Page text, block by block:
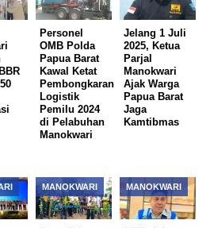
Personel
OMB Polda
Papua Barat
Kawal Ketat
Pembongkaran
Logistik
Pemilu 2024
di Pelabuhan
Manokwari
Jelang 1 Juli
2025, Ketua
Parjal
Manokwari
Ajak Warga
Papua Barat
Jaga
Kamtibmas
MANOKWARI MANOKWARI